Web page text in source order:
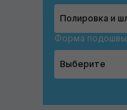
Полировка и
Форма подошвы
Выберите